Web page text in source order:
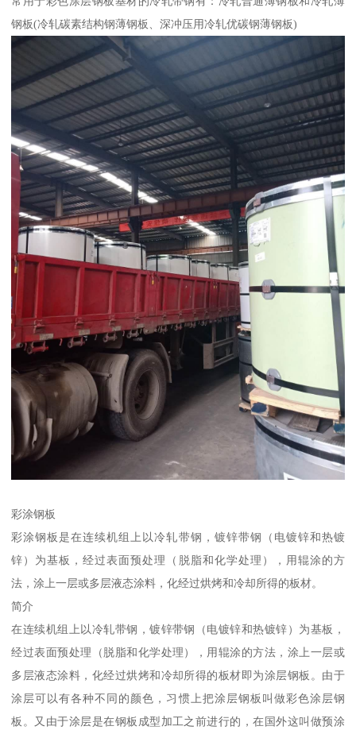
钢板(冷轧碳素结构钢薄钢板、深冲压用冷轧优碳钢薄钢板)
彩涂钢板
彩涂钢板是在连续机组上以冷轧带钢，镀锌带钢（电镀锌和热镀
锌）为基板，经过表面预处理（脱脂和化学处理），用辊涂的方
法，涂上一层或多层液态涂料，化经过烘烤和冷却所得的板材。
简介
在连续机组上以冷轧带钢，镀锌带钢（电镀锌和热镀锌）为基板，
经过表面预处理（脱脂和化学处理），用辊涂的方法，涂上一层或
多层液态涂料，化经过烘烤和冷却所得的板材即为涂层钢板。由于
涂层可以有各种不同的颜色，习惯上把涂层钢板叫做彩色涂层钢
板。又由于涂层是在钢板成型加工之前进行的，在国外这叫做预涂